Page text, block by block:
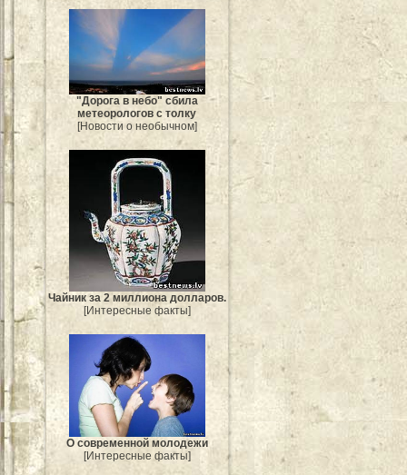
"Дорога в небо" сбила
метеорологов с толку
[Новости о необычном]
Чайник за 2 миллиона долларов.
[Интересные факты]
О современной молодежи
[Интересные факты]